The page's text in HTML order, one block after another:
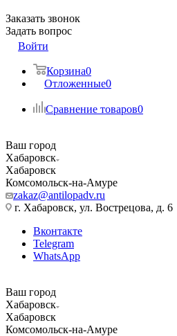
Заказать звонок
Задать вопрос
Войти
Корзина0
Отложенные0
Сравнение товаров0
Ваш город
Хабаровск
Хабаровск
Комсомольск-на-Амуре
zakaz@antilopadv.ru
г. Хабаровск, ул. Вострецова, д. 6
Вконтакте
Telegram
WhatsApp
Ваш город
Хабаровск
Хабаровск
Комсомольск-на-Амуре